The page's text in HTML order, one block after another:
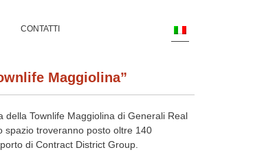
CONTATTI
Maggiolina”
Townlife Maggiolina di Generali Real
spazio troveranno posto oltre 140
di Contract District Group.